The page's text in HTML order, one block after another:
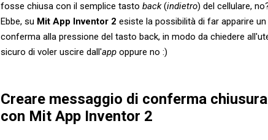
fosse chiusa con il semplice tasto back(indietro) del cellulare,
Ebbe, su Mit App Inventor 2 esiste la possibilità di far apparire
conferma alla pressione del tasto back, in modo da chiedere
sicuro di voler uscire dall'app oppure no :)
Creare messaggio di conferma
con Mit App Inventor 2